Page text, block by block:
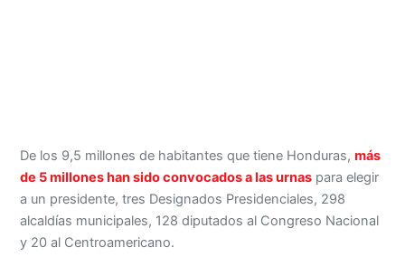
De los 9,5 millones de habitantes que tiene Honduras,más
de 5 millones han sido convocados a las urnas para elegir
a un presidente, tres Designados Presidenciales, 298
alcaldías municipales, 128 diputados al Congreso Nacional
y 20 al Centroamericano.